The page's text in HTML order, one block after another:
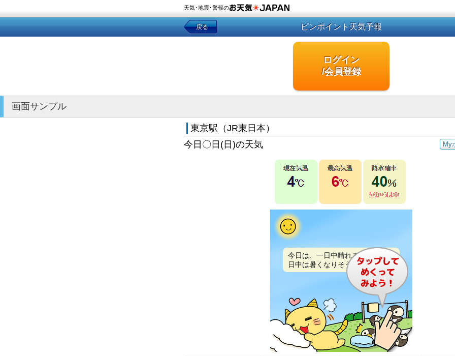
天気･地震･警報の
戻る ピンポイント天気予報
ログイン
/会員登録
画面サンプル
東京駅（JR東日本）
My
今日〇日(日)の天気
今日は、一日中晴れるでしょう。
日中は暑くなりそうです。